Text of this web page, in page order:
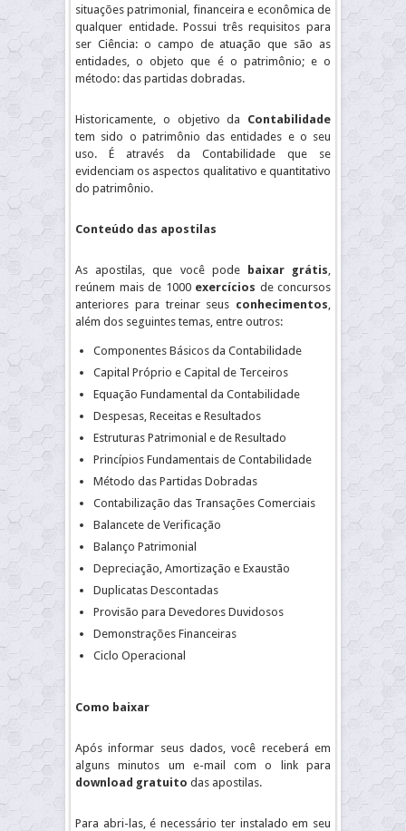
situações patrimonial, financeira e econômica de
qualquer entidade. Possui três requisitos para
ser Ciência: o campo de atuação que são as
entidades, o objeto que é o patrimônio; e o
método: das partidas dobradas.
Historicamente, o objetivo da Contabilidade
tem sido o patrimônio das entidades e o seu
uso. É através da Contabilidade que se
evidenciam os aspectos qualitativo e quantitativo
do patrimônio.
Conteúdo das apostilas
As apostilas, que você pode baixar grátis,
reúnem mais de 1000 exercícios de concursos
anteriores para treinar seus conhecimentos,
além dos seguintes temas, entre outros:
Componentes Básicos da Contabilidade
Capital Próprio e Capital de Terceiros
Equação Fundamental da Contabilidade
Despesas, Receitas e Resultados
Estruturas Patrimonial e de Resultado
Princípios Fundamentais de Contabilidade
Método das Partidas Dobradas
Contabilização das Transações Comerciais
Balancete de Verificação
Balanço Patrimonial
Depreciação, Amortização e Exaustão
Duplicatas Descontadas
Provisão para Devedores Duvidosos
Demonstrações Financeiras
Ciclo Operacional
Como baixar
Após informar seus dados, você receberá em
alguns minutos um e-mail com o link para
download gratuito das apostilas.
Para abri-las, é necessário ter instalado em seu